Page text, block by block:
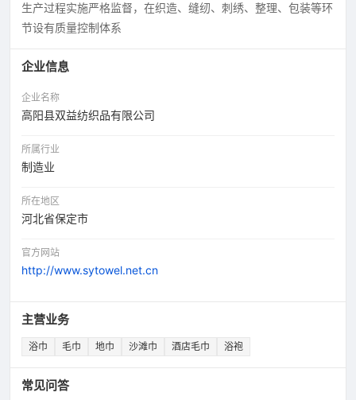
生产过程实施严格监督，在织造、缝纫、刺绣、整理、包装等环
节设有质量控制体系
企业信息
企业名称
高阳县双益纺织品有限公司
所属行业
制造业
所在地区
河北省保定市
官方网站
http://www.sytowel.net.cn
主营业务
浴巾 毛巾 地巾 沙滩巾 酒店毛巾 浴袍
常见问答